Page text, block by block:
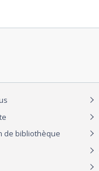
de bibliothèque